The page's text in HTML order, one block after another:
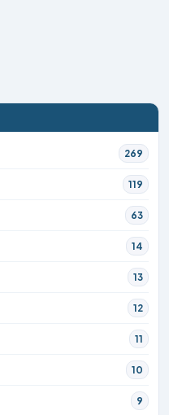
269
119
63
14
13
12
11
10
9